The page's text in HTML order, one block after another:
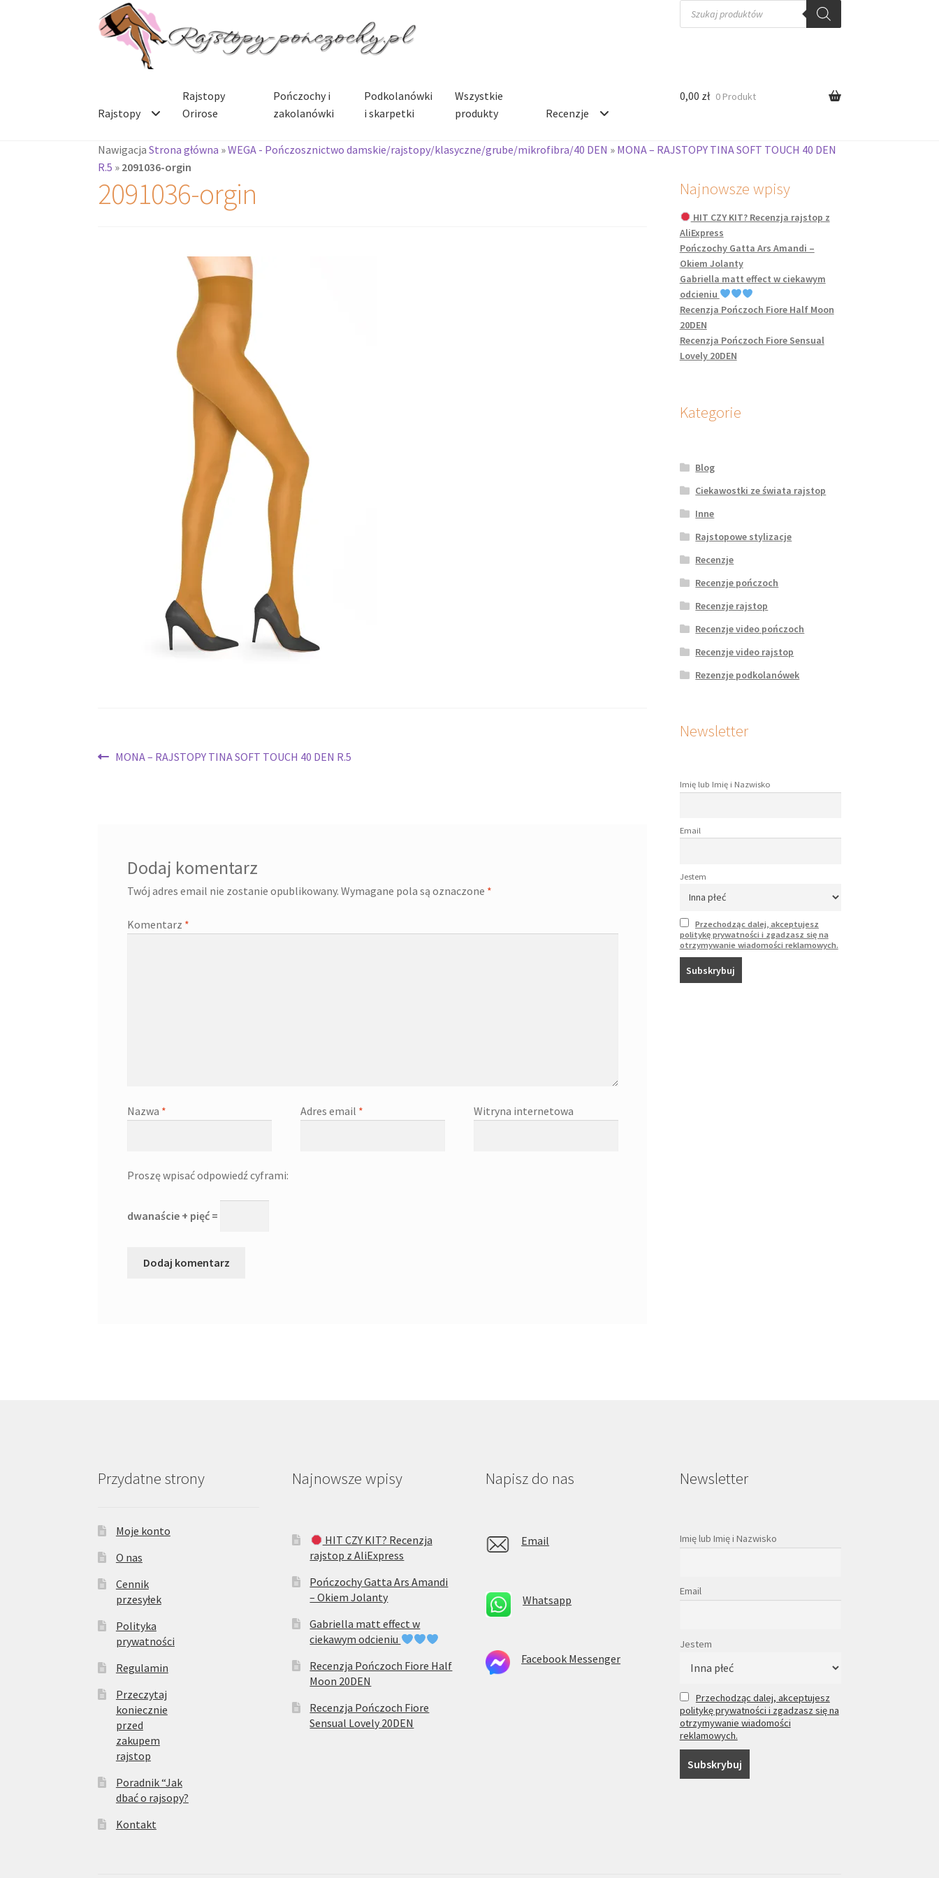
Przejdź
do
nawigacji
Przejdź
do
treści
Wyszukiwarka
produktów
Rajstopy
Rajstopy
Orirose
Pończochy i
zakolanówki
Podkolanówki
i skarpetki
Wszystkie
produkty
Recenzje
0,00 zł 0 Produkt
NawigacjaStrona główna »WEGA - Pończosznictwo damskie/rajstopy/klasyczne/grube/mikrofibra/40 DEN » MONA – RAJSTOPY TINA SOFT TOUCH 40 DEN
R.5 » 2091036-orgin
2091036-orgin
Nawigacja
Poprzedni
MONA – RAJSTOPY TINA SOFT TOUCH 40 DEN R.5
Dodaj komentarz
Twój adres email nie zostanie opublikowany. Wymagane pola są oznaczone *
Komentarz *
Nazwa * Adres email * Witryna internetowa
Proszę wpisać odpowiedź cyframi:
dwanaście + pięć =
Najnowsze wpisy
HIT CZY KIT? Recenzja rajstop z
AliExpress
Pończochy Gatta Ars Amandi –
Okiem Jolanty
Gabriella matt effect w ciekawym
odcieniu
Recenzja Pończoch Fiore Half Moon
20DEN
Recenzja Pończoch Fiore Sensual
Lovely 20DEN
Kategorie
Blog
Ciekawostki ze świata rajstop
Inne
Rajstopowe stylizacje
Recenzje
Recenzje pończoch
Recenzje rajstop
Recenzje video pończoch
Recenzje video rajstop
Rezenzje podkolanówek
Newsletter
Imię lub Imię i Nazwisko
Email
Jestem
Przechodząc dalej, akceptujesz
politykę prywatności i zgadzasz się na
otrzymywanie wiadomości reklamowych.
Przydatne strony
Moje konto
O nas
Cennik
przesyłek
Polityka
prywatności
Regulamin
Przeczytaj
koniecznie
przed
zakupem
rajstop
Poradnik “Jak
dbać o rajsopy?
Kontakt
Najnowsze wpisy
HIT CZY KIT? Recenzja
rajstop z AliExpress
Pończochy Gatta Ars Amandi
– Okiem Jolanty
Gabriella matt effect w
ciekawym odcieniu
Recenzja Pończoch Fiore Half
Moon 20DEN
Recenzja Pończoch Fiore
Sensual Lovely 20DEN
Napisz do nas
Email
Whatsapp
Facebook Messenger
Newsletter
Imię lub Imię i Nazwisko
Email
Jestem
Przechodząc dalej, akceptujesz
politykę prywatności i zgadzasz się na
otrzymywanie wiadomości
reklamowych.